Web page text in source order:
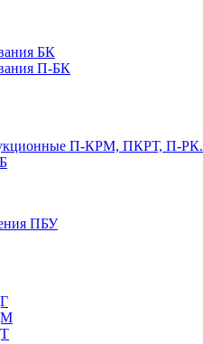
БК
П-БК
П-КРМ, ПКРТ, П-РК.
ПБУ